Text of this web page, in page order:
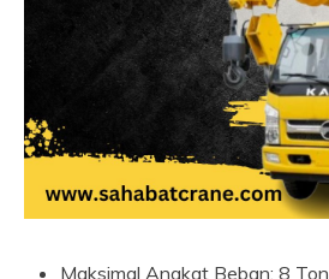
Maksimal Angkat Beban: 8 Ton